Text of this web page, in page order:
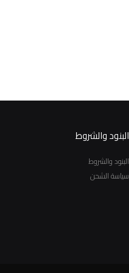
البنود والشروط
البنود والشروط
سياسة الشحن